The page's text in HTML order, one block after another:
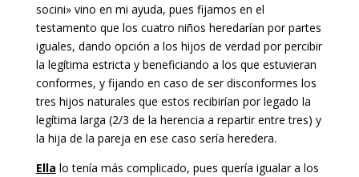
socini» vino en mi ayuda, pues fijamos en el
testamento que los cuatro niños heredarían por partes
iguales, dando opción a los hijos de verdad por percibir
la legítima estricta y beneficiando a los que estuvieran
conformes, y fijando en caso de ser disconformes los
tres hijos naturales que estos recibirían por legado la
legítima larga (2/3 de la herencia a repartir entre tres) y
la hija de la pareja en ese caso sería heredera.
Ella lo tenía más complicado, pues quería igualar a los